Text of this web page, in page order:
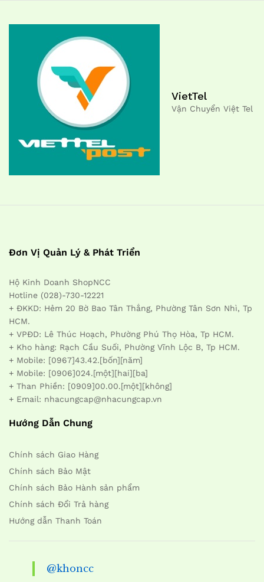
VietTel
Vận Chuyển Việt Tel
Đơn Vị Quản Lý & Phát Triển
Hộ Kinh Doanh ShopNCC
Hotline (028)-730-12221
+ ĐKKD: Hẻm 20 Bờ Bao Tân Thắng, Phường Tân Sơn Nhì, Tp
HCM.
+ VPĐD: Lê Thúc Hoạch, Phường Phú Thọ Hòa, Tp HCM.
+ Kho hàng: Rạch Cầu Suối, Phường Vĩnh Lộc B, Tp HCM.
+ Mobile: [0967]43.42.[bốn][năm]
+ Mobile: [0906]024.[một][hai][ba]
+ Than Phiền: [0909]00.00.[một][không]
+ Email: nhacungcap@nhacungcap.vn
Hướng Dẫn Chung
Chính sách Giao Hàng
Chính sách Bảo Mật
Chính sách Bảo Hành sản phẩm
Chính sách Đổi Trả hàng
Hướng dẫn Thanh Toán
@khoncc